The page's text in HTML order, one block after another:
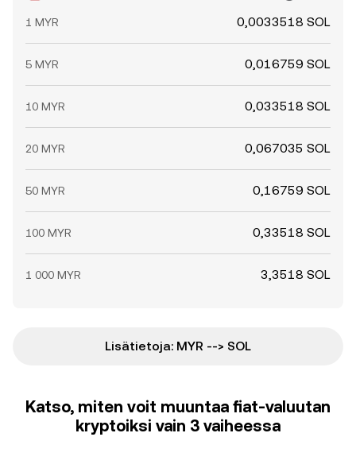
1 MYR 0,0033518 SOL
5 MYR 0,016759 SOL
10 MYR 0,033518 SOL
20 MYR 0,067035 SOL
50 MYR 0,16759 SOL
100 MYR 0,33518 SOL
1 000 MYR 3,3518 SOL
Lisätietoja: MYR --> SOL
Katso, miten voit muuntaa fiat-valuutan
kryptoiksi vain 3 vaiheessa